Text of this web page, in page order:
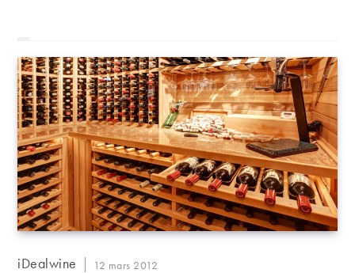
Auteur/autrice
iDealwine
Publication
12 mars 2012